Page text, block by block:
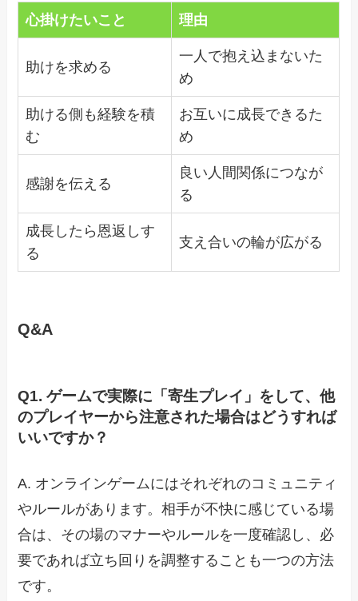
心掛けたいこと 理由
助けを求める
一人で抱え込まないた
め
助ける側も経験を積
む
お互いに成長できるた
め
感謝を伝える
良い人間関係につなが
る
成長したら恩返しす
る
支え合いの輪が広がる
Q&A
Q1. ゲームで実際に「寄生プレイ」をして、他
のプレイヤーから注意された場合はどうすれば
いいですか？
A. オンラインゲームにはそれぞれのコミュニティ
やルールがあります。相手が不快に感じている場
合は、その場のマナーやルールを一度確認し、必
要であれば立ち回りを調整することも一つの方法
です。